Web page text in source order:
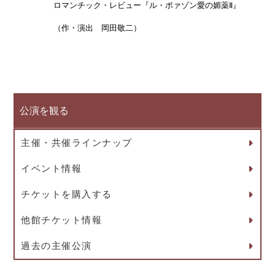
公演を観る
主催・共催ラインナップ
イベント情報
チケットを購入する
他館チケット情報
過去の主催公演
ロマンチック・レビュー『ル・ポァゾン愛の媚薬Ⅱ』
（作・演出 岡田敬二）